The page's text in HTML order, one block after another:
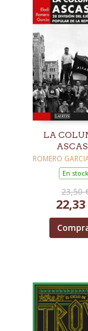
LA
ROMERO
En stock
23,50